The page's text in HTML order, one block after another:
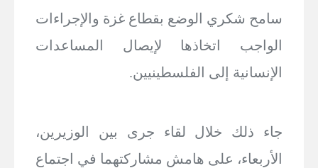
سامح شكري الوضع بقطاع غزة والإجراءات
الواجب اتخاذها لإيصال المساعدات
الإنسانية إلى الفلسطينيين.
جاء ذلك خلال لقاء جرى بين الوزيرين،
الأربعاء، على هامش مشاركتهما في اجتماع